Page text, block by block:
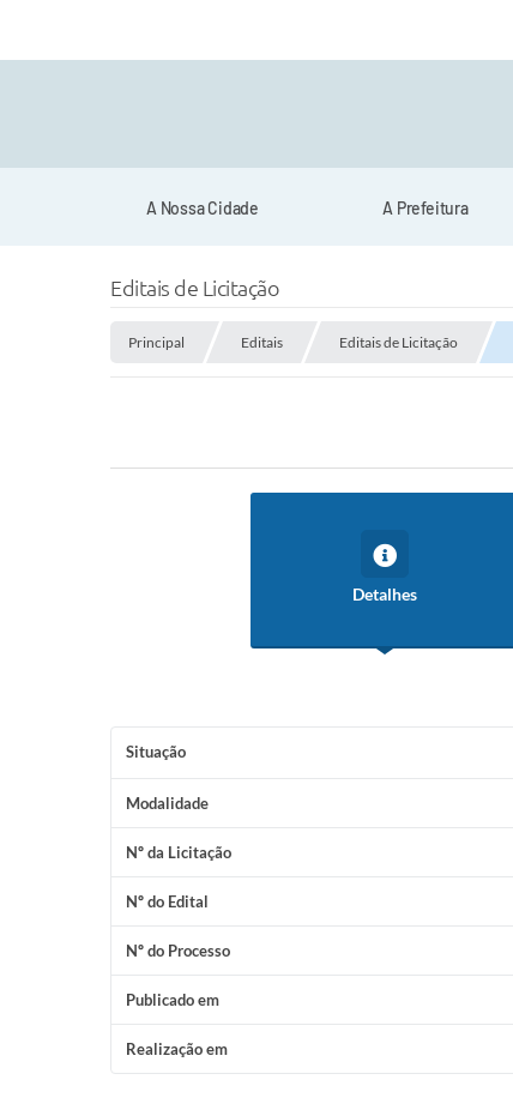
A Nossa Cidade A Prefeitura
Editais de Licitação
Principal Editais Editais de Licitação
Detalhes
Situação
Modalidade
Nº da Licitação
Nº do Edital
Nº do Processo
Publicado em
Realização em